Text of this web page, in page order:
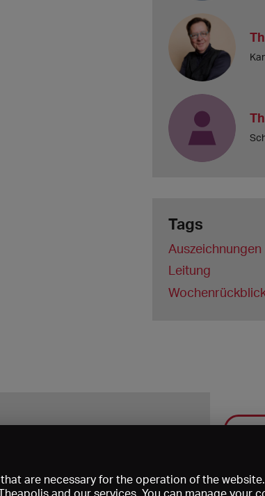
Tags
Auszeichnungen
Leitung
are necessary for the operation of the
and our services. You can manage your